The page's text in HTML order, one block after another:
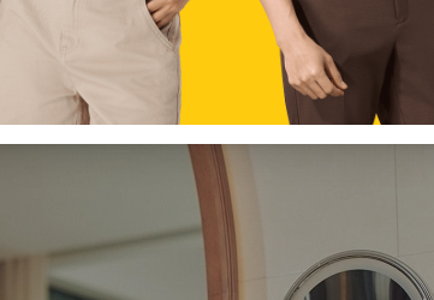
gam màu kinh điển như đen, be hay nâu, năm
tiết kẻ sọc caro hoặc houndstooth cá tính. Các
đến làn gió mới mẻ, làm bừng sáng phong